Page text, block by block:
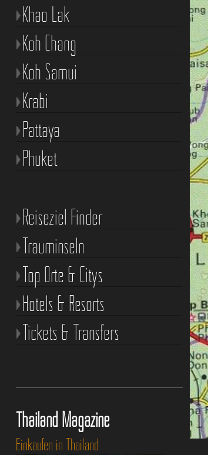
Khao Lak
Koh Chang
Koh Samui
Krabi
Pattaya
Phuket
Reiseziel Finder
Trauminseln
Top Orte & Citys
Hotels & Resorts
Tickets & Transfers
Thailand Magazine
Einkaufen in Thailand